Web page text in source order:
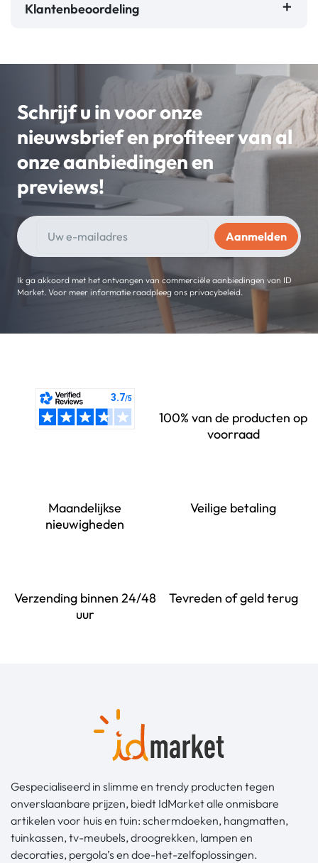
Klantenbeoordeling
Schrijf u in voor onze
nieuwsbrief en profiteer van al
onze aanbiedingen en
previews!
Ik ga akkoord met het ontvangen van commerciële aanbiedingen van ID
Market. Voor meer informatie raadpleeg ons privacybeleid.
100% van de producten op
voorraad
Maandelijkse
nieuwigheden
Veilige betaling
Verzending binnen 24/48
uur
Tevreden of geld terug
Gespecialiseerd in slimme en trendy producten tegen
onverslaanbare prijzen, biedt IdMarket alle onmisbare
artikelen voor huis en tuin: schermdoeken, hangmatten,
tuinkassen, tv-meubels, droogrekken, lampen en
decoraties, pergola’s en doe-het-zelfoplossingen.